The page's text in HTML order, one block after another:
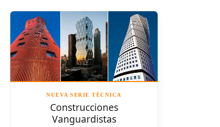
Adrian Smith
Richard Rogers
David Chipperfield
Kazuyo Sejima
Steven Holl
Félix Cándela
NUEVA SERIE TÉCNICA
Construcciones
Vanguardistas